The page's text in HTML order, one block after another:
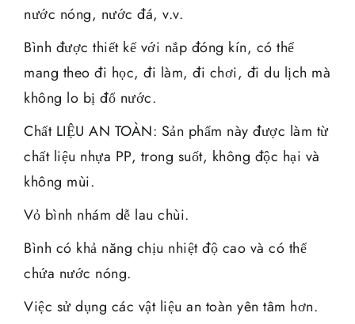
nước nóng, nước đá, v.v.
Bình được thiết kế với nắp đóng kín, có thể
mang theo đi học, đi làm, đi chơi, đi du lịch mà
không lo bị đổ nước.
Chất LIỆU AN TOÀN: Sản phẩm này được làm từ
chất liệu nhựa PP, trong suốt, không độc hại và
không mùi.
Vỏ bình nhám dễ lau chùi.
Bình có khả năng chịu nhiệt độ cao và có thể
chứa nước nóng.
Việc sử dụng các vật liệu an toàn yên tâm hơn.